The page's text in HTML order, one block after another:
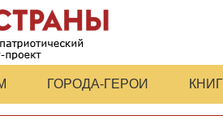
ГОРОДА-ГЕРОИ